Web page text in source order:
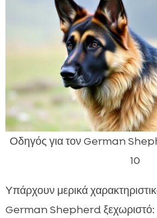
Οδηγός για τον German
10
Υπάρχουν μερικά
German Shepherd ξεχωριστό: